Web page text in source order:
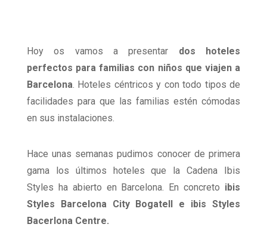
Hoy os vamos a presentar dos hoteles
perfectos para familias con niños que viajen a
Barcelona. Hoteles céntricos y con todo tipos de
facilidades para que las familias estén cómodas
en sus instalaciones.
Hace unas semanas pudimos conocer de primera
gama los últimos hoteles que la Cadena Ibis
Styles ha abierto en Barcelona. En concreto ibis
Styles Barcelona City Bogatell e ibis Styles
Bacerlona Centre.